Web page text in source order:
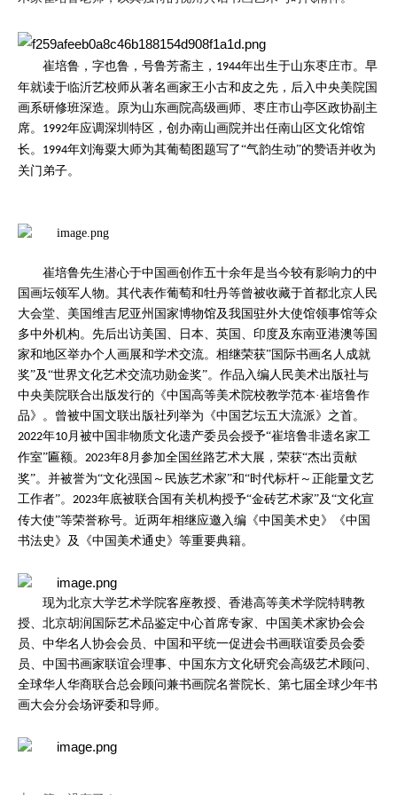
崔培鲁，字也鲁，号鲁芳斋主， 1944年出生于山东枣庄市。早
年就读于临沂艺校师从著名画家王小古和皮之先，后入中央美院国
画系研修班深造。原为山东画院高级画师、枣庄市山亭区政协副主
席。 1992年应调深圳特区，创办南山画院并出任南山区文化馆馆
长。 1994年刘海粟大师为其葡萄图题写了“气韵生动”的赞语并收为
关门弟子。
崔培鲁先生潜心于中国画创作五十余年是当今较有影响力的中
国画坛领军人物。其代表作葡萄和牡丹等曾被收藏于首都北京人民
大会堂、美国维吉尼亚州国家博物馆及我国驻外大使馆领事馆等众
多中外机构。先后出访美国、日本、英国、印度及东南亚港澳等国
家和地区举办个人画展和学术交流。相继荣获”国际书画名人成就
奖”及“世界文化艺术交流功勋金奖”。作品入编人民美术出版社与
中央美院联合出版发行的《中国高等美术院校教学范本·崔培鲁作
品》。曾被中国文联出版社列举为《中国艺坛五大流派》之首。
2022年10月被中国非物质文化遗产委员会授予“崔培鲁非遗名家工
作室”匾额。 2023年8月参加全国丝路艺术大展，荣获“杰出贡献
奖”。并被誉为“文化强国～民族艺术家”和“时代标杆～正能量文艺
工作者”。 2023年底被联合国有关机构授予“金砖艺术家”及“文化宣
传大使”等荣誉称号。近两年相继应邀入编《中国美术史》《中国
书法史》及《中国美术通史》等重要典籍。
现为北京大学艺术学院客座教授、香港高等美术学院特聘教
授、北京胡润国际艺术品鉴定中心首席专家、中国美术家协会会
员、中华名人协会会员、中国和平统一促进会书画联谊委员会委
员、中国书画家联谊会理事、中国东方文化研究会高级艺术顾问、
全球华人华商联合总会顾问兼书画院名誉院长、第七届全球少年书
画大会分会场评委和导师。